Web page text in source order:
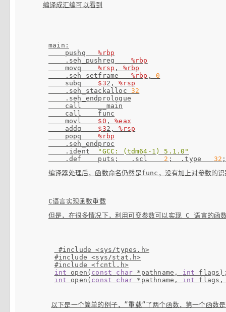
编译成汇编可以看到
main:
    pushq
%rbp
    .seh_pushreg
%rbp
    movq
%rsp , %rbp
    .seh_setframe
%rbp , 0
    subq
$32, %rsp
    .seh_stackalloc
32
    .seh_endprologue
    call    __main
    call    func
    movl
$0 , %eax
    addq
$32, %rsp
    popq
%rbp
    .seh_endproc
    .ident
"GCC: (tdm64-1) 5.1.0"
    .def    puts;   .scl
2 ;  .type 32
编译器处理后，函数命名仍然是func，没有加上对参数的识
C语言实现函数重载
但是，在很多情况下，利用可变参数可以实现 C 语言的
#include <sys/types.h>
#include <sys/stat.h>
#include <fcntl.h>
int open( const char *pathname, int
int open( const char *pathname, int flags,
以下是一个简单的例子，”重载”了两个函数，第一个函数